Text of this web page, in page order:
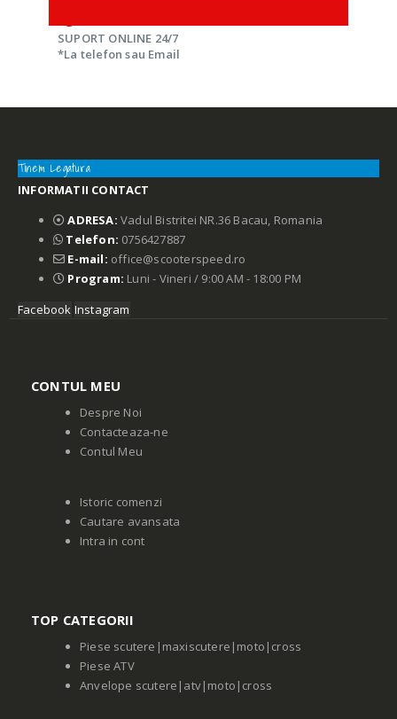
SUPORT ONLINE 24/7
*La telefon sau Email
Tinem Legatura
INFORMATII CONTACT
ADRESA: Vadul Bistritei NR.36 Bacau, Romania
Telefon: 0756427887
E-mail: office@scooterspeed.ro
Program: Luni - Vineri / 9:00 AM - 18:00 PM
Facebook Instagram
CONTUL MEU
Despre Noi
Contacteaza-ne
Contul Meu
Istoric comenzi
Cautare avansata
Intra in cont
TOP CATEGORII
Piese scutere|maxiscutere|moto|cross
Piese ATV
Anvelope scutere|atv|moto|cross